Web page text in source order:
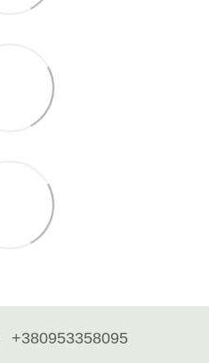
+380953358095